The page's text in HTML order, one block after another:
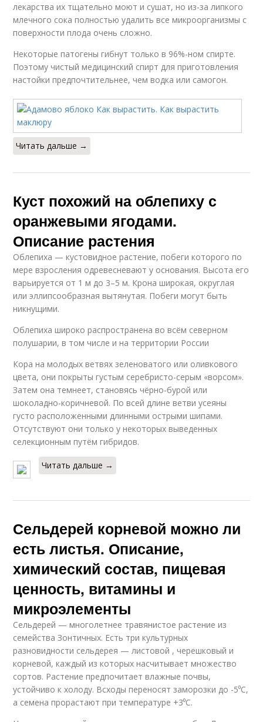
лекарства их тщательно моют и сушат, но из-за липкого
млечного сока полностью удалить все микроорганизмы с
поверхности плода очень сложно.
Некоторые патогены гибнут только в 96%-ном спирте.
Поэтому чистый медицинский спирт для приготовления
настойки предпочтительнее, чем водка или самогон.
Читать дальше →
Куст похожий на облепиху с
оранжевыми ягодами.
Описание растения
Облепиха — кустовидное растение, побеги которого по
мере взросления одревесневают у основания. Высота его
варьируется от 1 м до 3–5 м. Крона широкая, округлая
или эллипсообразная вытянутая. Побеги могут быть
никнущими.
Облепиха широко распространена во всём северном
полушарии, в том числе и на территории России
Кора на молодых ветвях зеленоватого или оливкового
цвета, они покрыты густым серебристо-серым «ворсом».
Затем она темнеет, становясь чёрно-бурой или
шоколадно-коричневой. По всей длине ветви усеяны
густо расположенными длинными острыми шипами.
Отсутствуют они только у некоторых выведенных
селекционным путём гибридов.
Читать дальше →
Сельдерей корневой можно ли
есть листья. Описание,
химический состав, пищевая
ценность, витамины и
микроэлементы
Сельдерей — многолетнее травянистое растение из
семейства Зонтичных. Есть три культурных
разновидности сельдерея — листовой , черешковый и
корневой, каждый из которых насчитывает множество
сортов. Растение предпочитает влажные почвы,
устойчиво к холоду. Всходы переносят заморозки до -5⁰С,
а семена прорастают при температуре +3⁰С.